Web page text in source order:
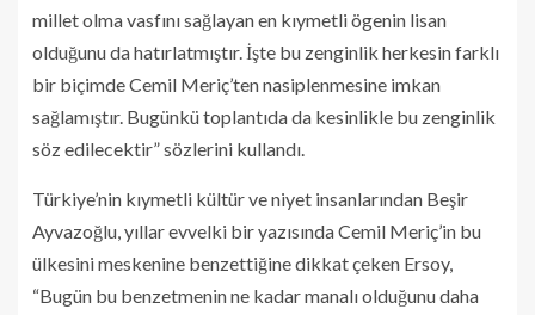
millet olma vasfını sağlayan en kıymetli ögenin lisan
olduğunu da hatırlatmıştır. İşte bu zenginlik herkesin farklı
bir biçimde Cemil Meriç’ten nasiplenmesine imkan
sağlamıştır. Bugünkü toplantıda da kesinlikle bu zenginlik
söz edilecektir” sözlerini kullandı.
Türkiye’nin kıymetli kültür ve niyet insanlarından Beşir
Ayvazoğlu, yıllar evvelki bir yazısında Cemil Meriç’in bu
ülkesini meskenine benzettiğine dikkat çeken Ersoy,
“Bugün bu benzetmenin ne kadar manalı olduğunu daha